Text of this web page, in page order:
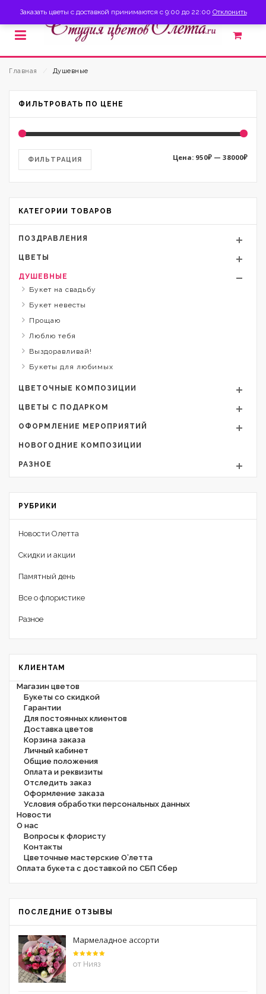
Главная Душевные
ФИЛЬТРОВАТЬ ПО ЦЕНЕ
ФИЛЬТРАЦИЯ Цена: 950₽ — 38000₽
КАТЕГОРИИ ТОВАРОВ
ПОЗДРАВЛЕНИЯ
ЦВЕТЫ
ДУШЕВНЫЕ
Букет на свадьбу
Букет невесты
Прощаю
Люблю тебя
Выздоравливай!
Букеты для любимых
ЦВЕТОЧНЫЕ КОМПОЗИЦИИ
ЦВЕТЫ С ПОДАРКОМ
ОФОРМЛЕНИЕ МЕРОПРИЯТИЙ
НОВОГОДНИЕ КОМПОЗИЦИИ
РАЗНОЕ
РУБРИКИ
Новости Олетта
Скидки и акции
Памятный день
Все о флористике
Разное
КЛИЕНТАМ
Магазин цветов
Букеты со скидкой
Гарантии
Для постоянных клиентов
Доставка цветов
Корзина заказа
Личный кабинет
Общие положения
Оплата и реквизиты
Отследить заказ
Оформление заказа
Условия обработки персональных данных
Новости
О нас
Вопросы к флористу
Контакты
Цветочные мастерские О’летта
Оплата букета с доставкой по СБП Сбер
ПОСЛЕДНИЕ ОТЗЫВЫ
Мармеладное ассорти
Оценка
из 5
от Нияз
Заказать цветы с доставкой принимаются с 9:00 до 22:00 Отклонить